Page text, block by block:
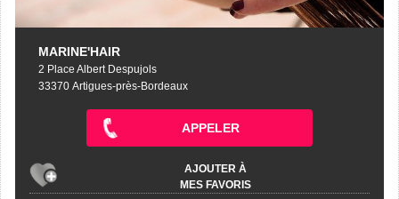
MARINE'HAIR
2 Place Albert Despujols
33370 Artigues-près-Bordeaux
APPELER
AJOUTER À
MES FAVORIS